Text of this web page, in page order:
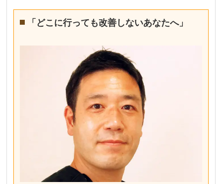
「どこに行っても改善しないあなたへ」